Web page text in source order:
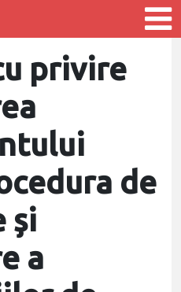
privire
de
și
a